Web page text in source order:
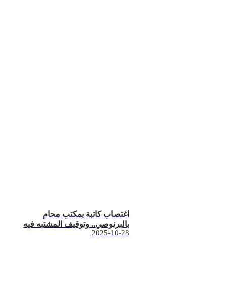
اغتصاب كاتبة بمكتب محام
بالبرنوصي.. وتوقيف المشتبه فيه
2025-10-28